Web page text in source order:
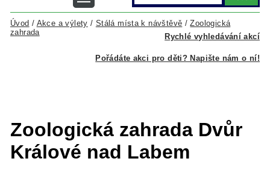
Rychlé vyhledávání akcí
Úvod / Akce a výlety / Stálá místa k návštěvě /Zoologická
zahrada
Pořádáte akci pro děti? Napište nám o ní!
Zoologická zahrada Dvůr
Králové nad Labem